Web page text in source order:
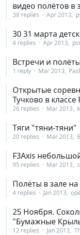
видео полётов в
38 replies Apr 2013
30 31 марта
4 replies Apr 2013
Встречи и
1 reply Mar 2013
Открытые
Тучково в классе
26 replies Mar 2013
Тяги "тяни-тяни"
20 replies Mar 2013
F3Axis
95 replies Mar 2013
Полёты в зале
4 replies Jan 2013
25 Ноября.
"Бумажные
12 replies Jan 2013